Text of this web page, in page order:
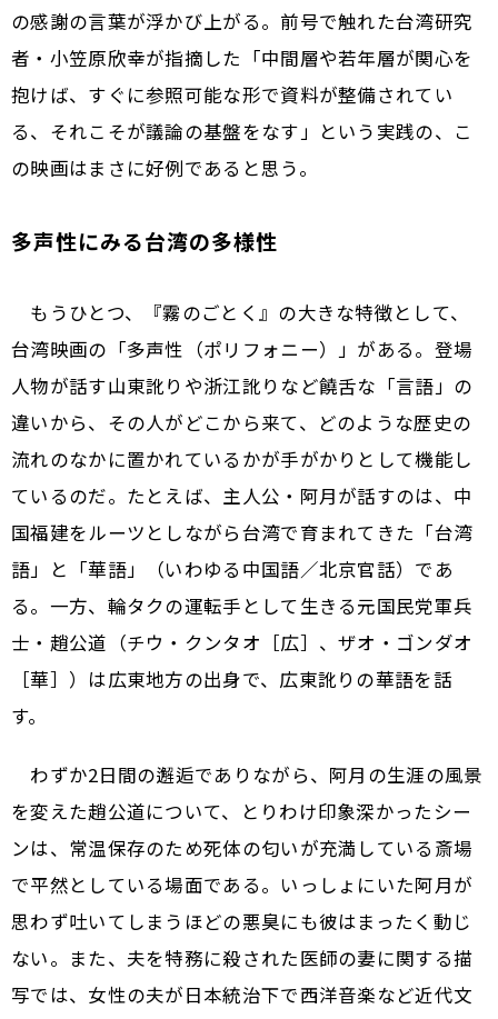
の感謝の言葉が浮かび上がる。前号で触れた台湾研究
者・小笠原欣幸が指摘した「中間層や若年層が関心を
抱けば、すぐに参照可能な形で資料が整備されてい
る、それこそが議論の基盤をなす」という実践の、こ
の映画はまさに好例であると思う。
多声性にみる台湾の多様性
もうひとつ、『霧のごとく』の大きな特徴として、
台湾映画の「多声性（ポリフォニー）」がある。登場
人物が話す山東訛りや浙江訛りなど饒舌な「言語」の
違いから、その人がどこから来て、どのような歴史の
流れのなかに置かれているかが手がかりとして機能し
ているのだ。たとえば、主人公・阿月が話すのは、中
国福建をルーツとしながら台湾で育まれてきた「台湾
語」と「華語」（いわゆる中国語／北京官話）であ
る。一方、輪タクの運転手として生きる元国民党軍兵
士・趙公道（チウ・クンタオ［広］、ザオ・ゴンダオ
［華］）は広東地方の出身で、広東訛りの華語を話
す。
わずか2日間の邂逅でありながら、阿月の生涯の風景
を変えた趙公道について、とりわけ印象深かったシー
ンは、常温保存のため死体の匂いが充満している斎場
で平然としている場面である。いっしょにいた阿月が
思わず吐いてしまうほどの悪臭にも彼はまったく動じ
ない。また、夫を特務に殺された医師の妻に関する描
写では、女性の夫が日本統治下で西洋音楽など近代文